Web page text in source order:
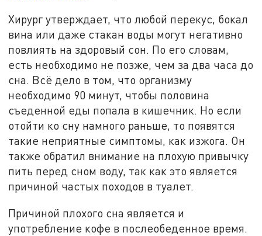
Хирург утверждает, что любой перекус, бокал
вина или даже стакан воды могут негативно
повлиять на здоровый сон. По его словам,
есть необходимо не позже, чем за два часа до
сна. Всё дело в том, что организму
необходимо 90 минут, чтобы половина
съеденной еды попала в кишечник. Но если
отойти ко сну намного раньше, то появятся
такие неприятные симптомы, как изжога. Он
также обратил внимание на плохую привычку
пить перед сном воду, так как это является
причиной частых походов в туалет.
Причиной плохого сна является и
употребление кофе в послеобеденное время.